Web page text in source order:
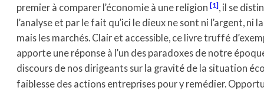
premier à comparer l’économie à une religion [1], il se
l’analyse et par le fait qu’ici le dieux ne sont ni l’argent, ni
mais les marchés. Clair et accessible, ce livre truffé
apporte une réponse à l’un des paradoxes de notre
discours de nos dirigeants sur la gravité de la situation
faiblesse des actions entreprises pour y remédier.